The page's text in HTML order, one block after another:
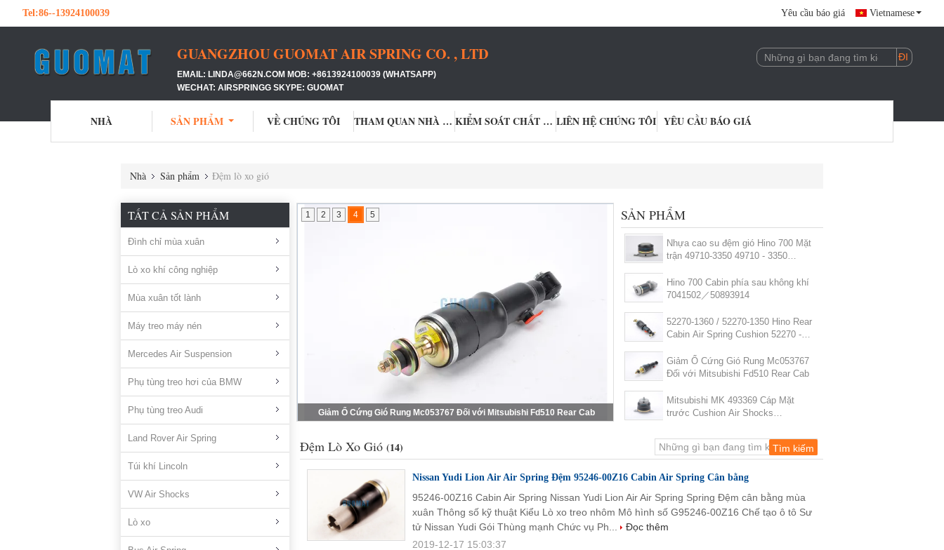
Tel:86--13924100039 Yêu cầu báo giá Vietnamese
GUANGZHOU GUOMAT AIR SPRING CO. , LTD
EMAIL: LINDA@662N.COM MOB: +8613924100039 (WHATSAPP)
WECHAT: AIRSPRINGG SKYPE: GUOMAT
NHÀ SẢN PHẨM VỀ CHÚNG TÔI THAM QUAN NHÀ MÁY KIỂM SOÁT CHẤT LƯỢNG LIÊN HỆ CHÚNG TÔI YÊU CẦU BÁO GIÁ
Nhà Sản phẩm Đệm lò xo gió
TẤT CẢ SẢN PHẨM
Đình chỉ mùa xuân
Lò xo khí công nghiệp
Mùa xuân tốt lành
Máy treo máy nén
Mercedes Air Suspension
Phụ tùng treo hơi của BMW
Phụ tùng treo Audi
Land Rover Air Spring
Túi khí Lincoln
VW Air Shocks
Lò xo
Giảm Ổ Cứng Gió Rung Mc053767 Đối với Mitsubishi Fd510 Rear Cab
1 2 3 4 5 SẢN PHẨM
Nhựa cao su đệm gió Hino 700 Mặt
trận 49710-3350 49710 - 3350
Hino 700 Cabin phía sau không khí
7041502／50893914
52270-1360 / 52270-1350 Hino Rear
Cabin Air Spring Cushion 52270 -
Giảm Ổ Cứng Gió Rung Mc053767
Đối với Mitsubishi Fd510 Rear Cab
Mitsubishi MK 493369 Cáp Mặt
trước Cushion Air Shocks
Đệm Lò Xo Gió (14)
Nissan Yudi Lion Air Air Spring Đệm 95246-00Z16 Cabin Air Spring Cân bằng
95246-00Z16 Cabin Air Spring Nissan Yudi Lion Air Air Spring Spring Đệm cân bằng mùa
xuân Thông số kỹ thuật Kiểu Lò xo treo nhôm Mô hình số G95246-00Z16 Chế tạo ô tô Sư
tử Nissan Yudi Gói Thùng mạnh Chức vụ Ph...
Đọc thêm
2019-12-17 15:03:37